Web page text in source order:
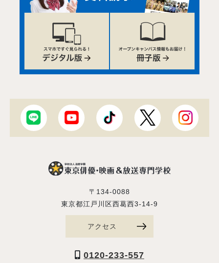
〒134-0088
東京都江戸川区西葛西3-14-9
アクセス
0120-233-557